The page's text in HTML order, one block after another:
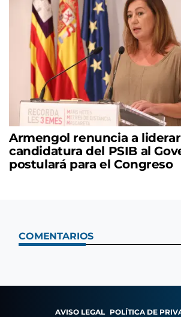
Armengol renuncia a
candidatura del PSIB al
postulará para el Congreso
COMENTARIOS
AVISO LEGAL POLÍTICA DE